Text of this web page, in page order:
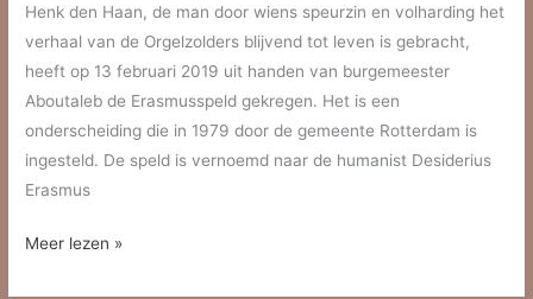
Henk den Haan, de man door wiens speurzin en volharding het
verhaal van de Orgelzolders blijvend tot leven is gebracht,
heeft op 13 februari 2019 uit handen van burgemeester
Aboutaleb de Erasmusspeld gekregen. Het is een
onderscheiding die in 1979 door de gemeente Rotterdam is
ingesteld. De speld is vernoemd naar de humanist Desiderius
Erasmus
Erasmusspeld
Meer lezen »